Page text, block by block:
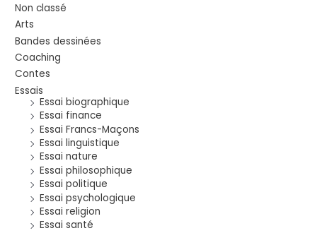
Non classé
Arts
Bandes dessinées
Coaching
Contes
Essais
Essai biographique
Essai finance
Essai Francs-Maçons
Essai linguistique
Essai nature
Essai philosophique
Essai politique
Essai psychologique
Essai religion
Essai santé